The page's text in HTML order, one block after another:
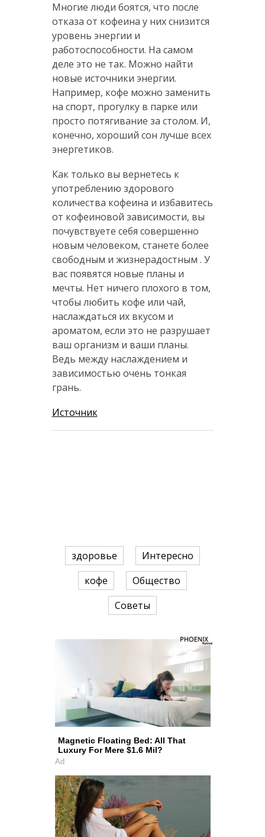
Многие люди боятся, что после
отказа от кофеина у них снизится
уровень энергии и
работоспособности. На самом
деле это не так. Можно найти
новые источники энергии.
Например, кофе можно заменить
на спорт, прогулку в парке или
просто потягивание за столом. И,
конечно, хороший сон лучше всех
энергетиков.
Как только вы вернетесь к
употреблению здорового
количества кофеина и избавитесь
от кофеиновой зависимости, вы
почувствуете себя совершенно
новым человеком, станете более
свободным и жизнерадостным . У
вас появятся новые планы и
мечты. Нет ничего плохого в том,
чтобы любить кофе или чай,
наслаждаться их вкусом и
ароматом, если это не разрушает
ваш организм и ваши планы.
Ведь между наслаждением и
зависимостью очень тонкая
грань.
Источник
здоровье
Интересно
кофе
Общество
Советы
Magnetic Floating Bed: All That
Luxury For Mere $1.6 Mil?
Ad